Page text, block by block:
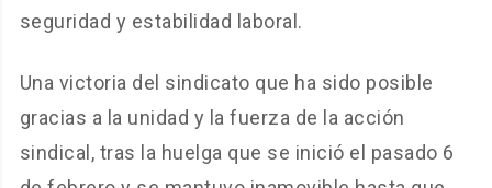
seguridad y estabilidad laboral.
Una victoria del sindicato que ha sido posible
gracias a la unidad y la fuerza de la acción
sindical, tras la huelga que se inició el pasado 6